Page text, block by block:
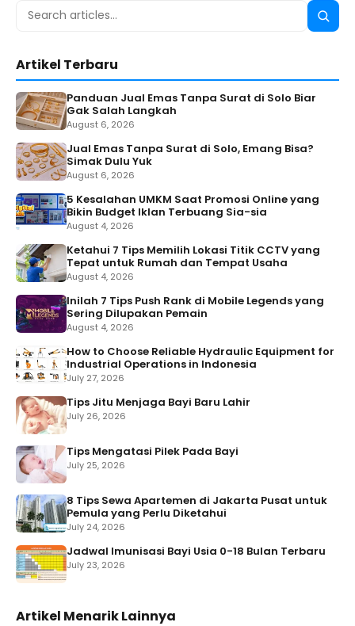
Search
Search
Artikel Terbaru
Panduan Jual Emas Tanpa Surat di Solo Biar
Gak Salah Langkah
August 6, 2026
Jual Emas Tanpa Surat di Solo, Emang Bisa?
Simak Dulu Yuk
August 6, 2026
5 Kesalahan UMKM Saat Promosi Online yang
Bikin Budget Iklan Terbuang Sia-sia
August 4, 2026
Ketahui 7 Tips Memilih Lokasi Titik CCTV yang
Tepat untuk Rumah dan Tempat Usaha
August 4, 2026
Inilah 7 Tips Push Rank di Mobile Legends yang
Sering Dilupakan Pemain
August 4, 2026
How to Choose Reliable Hydraulic Equipment for
Industrial Operations in Indonesia
July 27, 2026
Tips Jitu Menjaga Bayi Baru Lahir
July 26, 2026
Tips Mengatasi Pilek Pada Bayi
July 25, 2026
8 Tips Sewa Apartemen di Jakarta Pusat untuk
Pemula yang Perlu Diketahui
July 24, 2026
Jadwal Imunisasi Bayi Usia 0-18 Bulan Terbaru
July 23, 2026
Artikel Menarik Lainnya